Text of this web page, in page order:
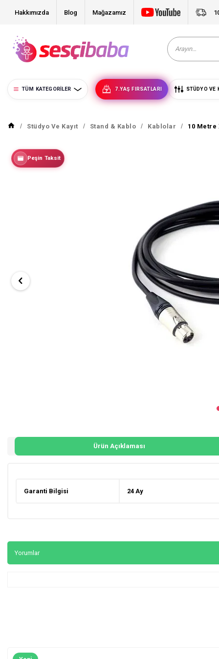
Hakkımızda Blog Mağazamız
TÜM KATEGORILER 7.YAŞ FIRSATLARI STÜDYO VE
Stüdyo Ve Kayıt Stand & Kablo Kablolar 10 Metre
Peşin Taksit
Ürün Açıklaması
Garanti Bilgisi 24 Ay
Yorumlar